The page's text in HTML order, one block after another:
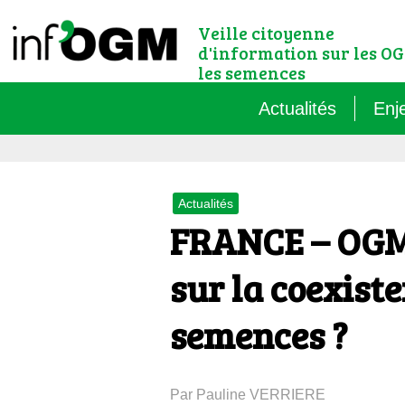
Veille citoyenne
d'information sur les
les semences
Actualités
Le
Actualités
FRANCE –
sur la
semences ?
Par Pauline VERRIERE